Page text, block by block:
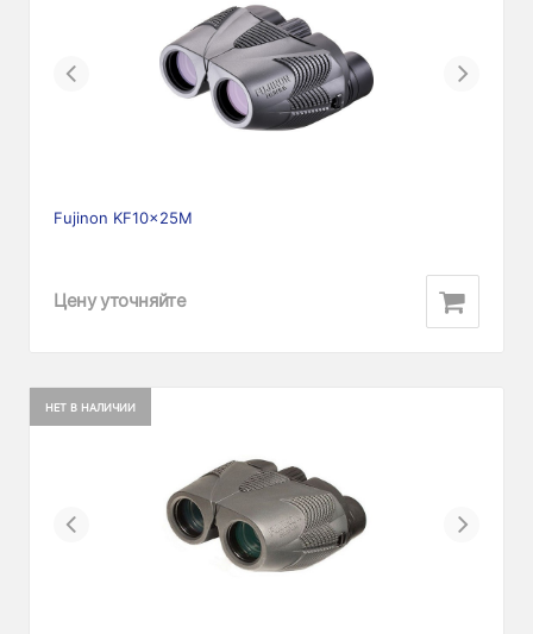
Previous Next
Fujinon KF10x25M
Цену уточняйте
НЕТ В НАЛИЧИИ
Previous Next